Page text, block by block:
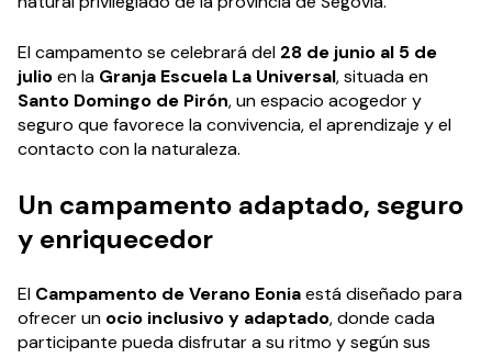
El campamento se celebrará del 28 de junio al 5 de
julioen la Granja Escuela La Universal, situada en
Santo Domingo de Pirón, un espacio acogedor y
seguro que favorece la convivencia, el aprendizaje y el
contacto con la naturaleza.
Un campamento adaptado, seguro
y enriquecedor
El Campamento de Verano Eoniaestá diseñado para
ofrecer un ocio inclusivo y adaptado, donde cada
participante pueda disfrutar a su ritmo y según sus